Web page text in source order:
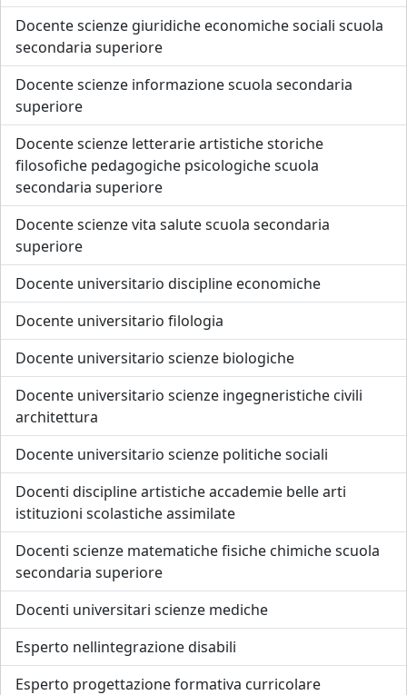
Docente scienze giuridiche economiche sociali scuola
secondaria superiore
Docente scienze informazione scuola secondaria
superiore
Docente scienze letterarie artistiche storiche
filosofiche pedagogiche psicologiche scuola
secondaria superiore
Docente scienze vita salute scuola secondaria
superiore
Docente universitario discipline economiche
Docente universitario filologia
Docente universitario scienze biologiche
Docente universitario scienze ingegneristiche civili
architettura
Docente universitario scienze politiche sociali
Docenti discipline artistiche accademie belle arti
istituzioni scolastiche assimilate
Docenti scienze matematiche fisiche chimiche scuola
secondaria superiore
Docenti universitari scienze mediche
Esperto nellintegrazione disabili
Esperto progettazione formativa curricolare